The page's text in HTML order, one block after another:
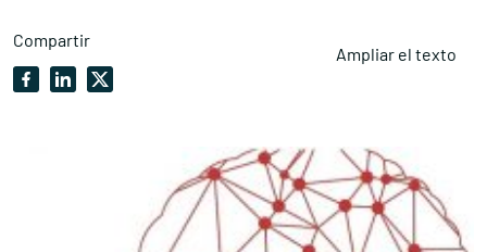
Compartir
Ampliar el texto